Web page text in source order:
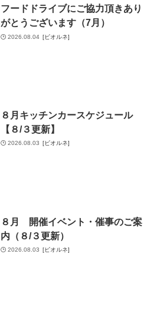
フードドライブにご協力頂きあり
がとうございます（7月）
2026.08.04 [ビオルネ]
８月キッチンカースケジュール
【８/３更新】
2026.08.03 [ビオルネ]
８月 開催イベント・催事のご案
内（８/３更新）
2026.08.03 [ビオルネ]